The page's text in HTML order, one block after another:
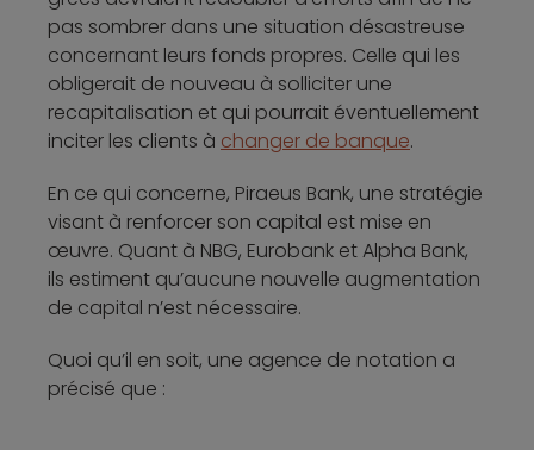
pas sombrer dans une situation désastreuse
concernant leurs fonds propres. Celle qui les
obligerait de nouveau à solliciter une
recapitalisation et qui pourrait éventuellement
inciter les clients à changer de banque.
En ce qui concerne, Piraeus Bank, une stratégie
visant à renforcer son capital est mise en
œuvre. Quant à NBG, Eurobank et Alpha Bank,
ils estiment qu’aucune nouvelle augmentation
de capital n’est nécessaire.
Quoi qu’il en soit, une agence de notation a
précisé que :